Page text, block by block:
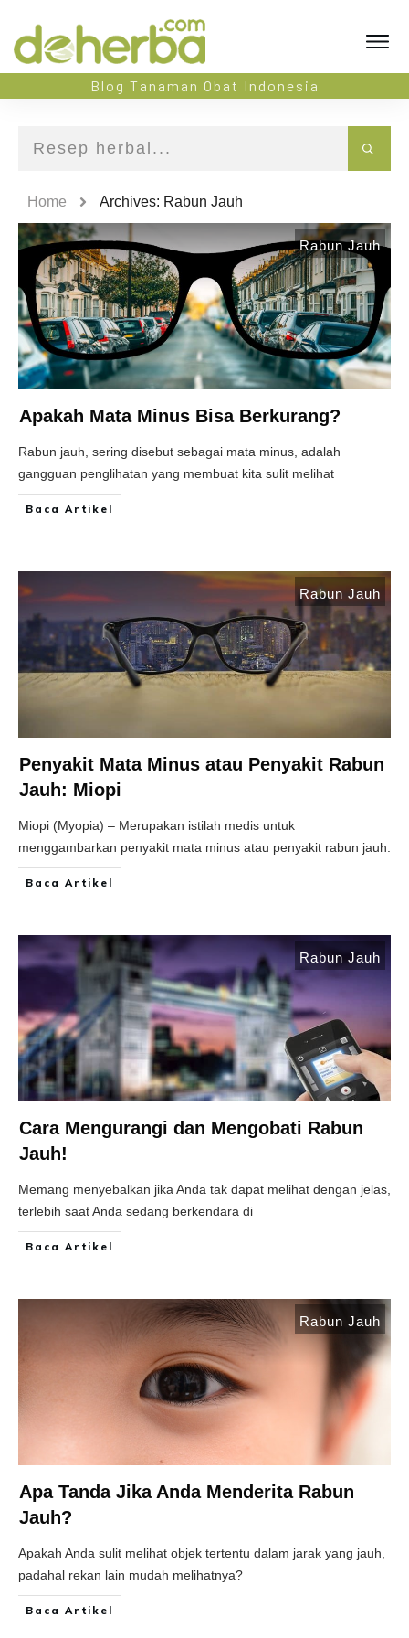
Blog Tanaman Obat Indonesia
Home Archives: Rabun Jauh
Rabun Jauh
Apakah Mata Minus Bisa Berkurang?
Rabun jauh, sering disebut sebagai mata minus, adalah
gangguan penglihatan yang membuat kita sulit melihat
Baca Artikel
Rabun Jauh
Penyakit Mata Minus atau Penyakit Rabun
Jauh: Miopi
Miopi (Myopia) – Merupakan istilah medis untuk
menggambarkan penyakit mata minus atau penyakit rabun jauh.
Baca Artikel
Rabun Jauh
Cara Mengurangi dan Mengobati Rabun
Jauh!
Memang menyebalkan jika Anda tak dapat melihat dengan jelas,
terlebih saat Anda sedang berkendara di
Baca Artikel
Rabun Jauh
Apa Tanda Jika Anda Menderita Rabun
Jauh?
Apakah Anda sulit melihat objek tertentu dalam jarak yang jauh,
padahal rekan lain mudah melihatnya?
Baca Artikel